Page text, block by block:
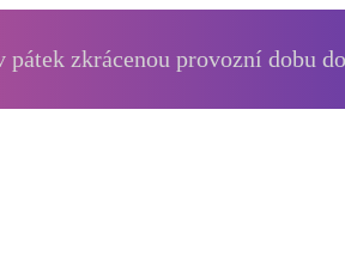
zkrácenou provozní dobu